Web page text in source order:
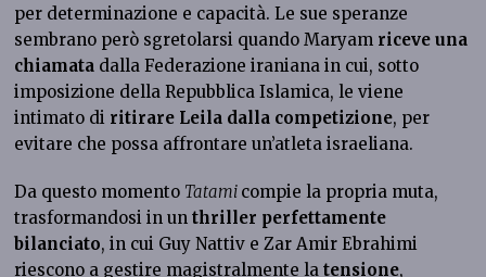
per determinazione e capacità. Le sue speranze
sembrano però sgretolarsi quando Maryam riceve una
chiamata dalla Federazione iraniana in cui, sotto
imposizione della Repubblica Islamica, le viene
intimato di ritirare Leila dalla competizione, per
evitare che possa affrontare un’atleta israeliana.
Da questo momento Tatami compie la propria muta,
trasformandosi in unthriller perfettamente
bilanciato, in cui Guy Nattiv e Zar Amir Ebrahimi
riescono a gestire magistralmente latensione,